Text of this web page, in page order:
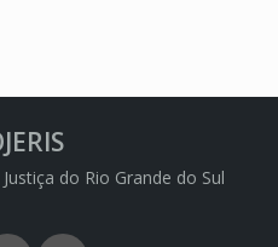
do Rio Grande do Sul